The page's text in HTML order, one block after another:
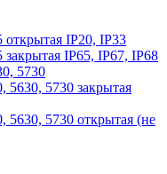
открытая IP20, IP33
IP65, IP67, IP68
5730
5630, 5730 закрытая
5630, 5730 открытая (не